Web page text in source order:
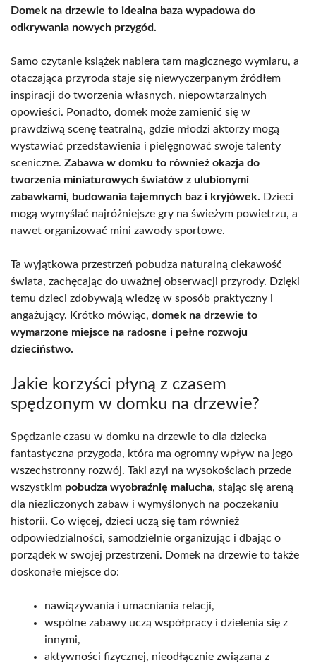
Domek na drzewie to idealna baza wypadowa do
odkrywania nowych przygód.
Samo czytanie książek nabiera tam magicznego wymiaru, a
otaczająca przyroda staje się niewyczerpanym źródłem
inspiracji do tworzenia własnych, niepowtarzalnych
opowieści. Ponadto, domek może zamienić się w
prawdziwą scenę teatralną, gdzie młodzi aktorzy mogą
wystawiać przedstawienia i pielęgnować swoje talenty
sceniczne. Zabawa w domku to również okazja do
tworzenia miniaturowych światów z ulubionymi
zabawkami, budowania tajemnych baz i kryjówek. Dzieci
mogą wymyślać najróżniejsze gry na świeżym powietrzu, a
nawet organizować mini zawody sportowe.
Ta wyjątkowa przestrzeń pobudza naturalną ciekawość
świata, zachęcając do uważnej obserwacji przyrody. Dzięki
temu dzieci zdobywają wiedzę w sposób praktyczny i
angażujący. Krótko mówiąc, domek na drzewie to
wymarzone miejsce na radosne i pełne rozwoju
dzieciństwo.
Jakie korzyści płyną z czasem
spędzonym w domku na drzewie?
Spędzanie czasu w domku na drzewie to dla dziecka
fantastyczna przygoda, która ma ogromny wpływ na jego
wszechstronny rozwój. Taki azyl na wysokościach przede
wszystkim pobudza wyobraźnię malucha, stając się areną
dla niezliczonych zabaw i wymyślonych na poczekaniu
historii. Co więcej, dzieci uczą się tam również
odpowiedzialności, samodzielnie organizując i dbając o
porządek w swojej przestrzeni. Domek na drzewie to także
doskonałe miejsce do:
nawiązywania i umacniania relacji,
wspólne zabawy uczą współpracy i dzielenia się z
innymi,
aktywności fizycznej, nieodłącznie związana z